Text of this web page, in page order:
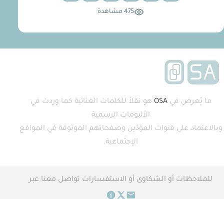
475 مشاهدة
ما يُعرض فيOSA هو نقلاً للكلمات الغنائية كما وردت في
الألبومات الرسمية
وبالاعتماد على قنوات المؤدّين وصفحاتهم الموثوقة في المواقع
الإجتماعية.
للملاحظات أو الشكاوى أو الاستفسارات تواصل معنا عبر